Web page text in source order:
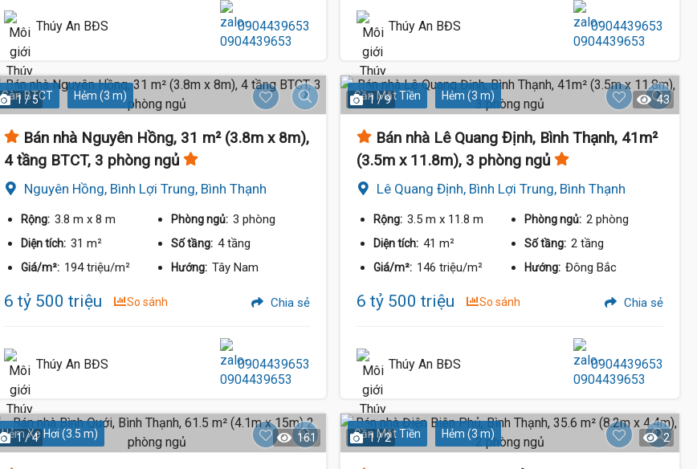
Thúy An BĐS 0904439653 Thúy An BĐS 0904439653
Sàn BTCT Hẻm (3 m)
1 / 5
Bán nhà Nguyên Hồng, 31 m² (3.8m x 8m),
4 tầng BTCT, 3 phòng ngủ
Nguyên Hồng, Bình Lợi Trung, Bình Thạnh
Rộng: 3.8 m x 8 m Phòng ngủ: 3 phòng
Diện tích: 31 m² Số tầng: 4 tầng
Giá/m²: 194 triệu/m² Hướng: Tây Nam
6 tỷ 500 triệu So sánh Chia sẻ
Thúy An BĐS 0904439653
Gần Mặt Tiền Hẻm (3 m)
1 / 9 43
Bán nhà Lê Quang Định, Bình Thạnh, 41m²
(3.5m x 11.8m), 3 phòng ngủ
Lê Quang Định, Bình Lợi Trung, Bình Thạnh
Rộng: 3.5 m x 11.8 m Phòng ngủ: 2 phòng
Diện tích: 41 m² Số tầng: 2 tầng
Giá/m²: 146 triệu/m² Hướng: Đông Bắc
6 tỷ 500 triệu So sánh Chia sẻ
Thúy An BĐS 0904439653
Hẻm Xe Hơi (3.5 m)
1 / 4 161 Gần Mặt Tiền Hẻm (3 m)
1 / 2 2